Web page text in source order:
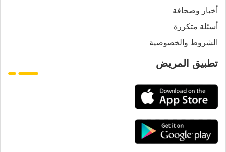
أخبار وصحافة
أسئلة متكررة
الشروط والخصوصية
تطبيق المريض